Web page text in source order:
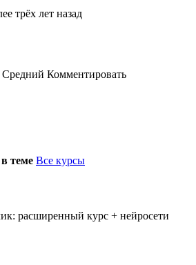
трёх лет назад
Средний Комментировать
теме Все курсы
расширенный курс + нейросети